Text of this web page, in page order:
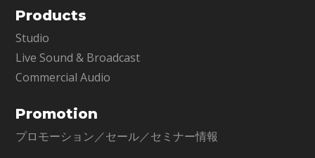
Products
Studio
Live Sound & Broadcast
Commercial Audio
Promotion
プロモーション／セール／セミナー情報